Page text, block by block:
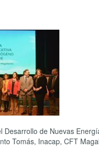
Desarrollo de Nuevas
Tomás, Inacap, CFT